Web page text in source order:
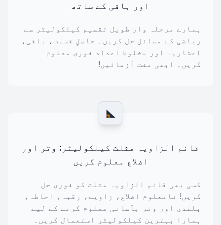
اور باقی کے ساتھ
ہمارے مرحلہ وار طویل تقسیم کیلکولیٹر سے
ریاضی کے مسائل حل کریں۔ حاصلِ قسمت، باقی،
اعشاریہ اور مخلوط اعداد فوری معلوم
کریں۔ ابھی مفت آزمائیں!
قائم الزاویہ مثلث کیلکولیٹر: وتر اور
اضلاع معلوم کریں
کسی بھی قائم الزاویہ مثلث کو فوری حل
کریں! نامعلوم اضلاع، زاویے، رقبہ، احاطہ،
بلندی اور وتر بآسانی معلوم کرنے کے لیے
ہمارا بہترین کیلکولیٹر استعمال کریں۔